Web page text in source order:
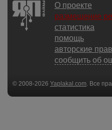
О проекте
размещение
статистика
помощь
авторские
сообщить об
© 2008-2026 Yaplakal.com . Все
соглашения.